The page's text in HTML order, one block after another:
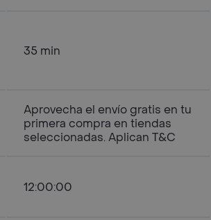
35 min
Aprovecha el envío gratis en tu
primera compra en tiendas
seleccionadas. Aplican T&C
12:00:00